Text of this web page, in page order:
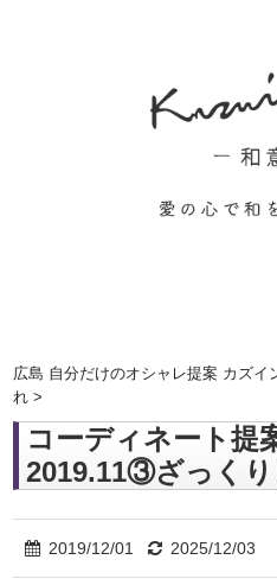
広島 自分だけのオシャレ提案 カズイ
れ >
コーディネート提
2019.11③ざっく
2019/12/01 2025/12/03